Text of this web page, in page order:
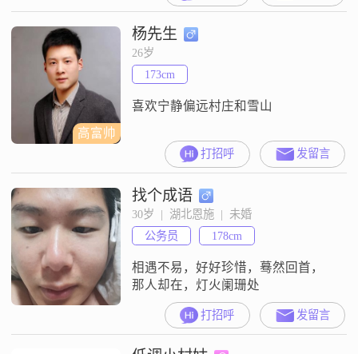
高富帅
杨先生
26岁
173cm
喜欢宁静偏远村庄和雪山
打招呼 发留言
找个成语
30岁  |  湖北恩施  |  未婚
公务员
178cm
相遇不易，好好珍惜，蓦然回首，
那人却在，灯火阑珊处
打招呼 发留言